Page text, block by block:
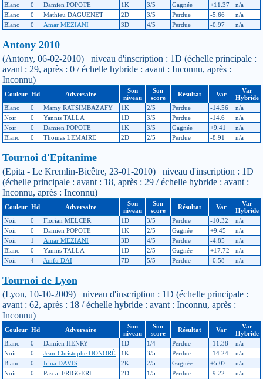
Blanc
0 Damien POPOTE 1K 3/5 Gagnée +11.37
n/a
Blanc
0 Mathieu DAGUENET 2D 3/5 Perdue -5.66
n/a
Blanc
0 Amar MEZIANI 3D 4/5 Perdue -0.97 n/a
Antony 2010
(Antony, 06-02-2010) niveau d'inscription : 1D (échelle principale :
avant : 29, après : 0 / échelle hybride : avant : Inconnu, après :
Inconnu)
Couleur Hd Adversaire
Son
niveau
Son
score
Résultat Var
Var
Hybride
Blanc
0 Mamy RATSIMBAZAFY 1K 2/5 Perdue -14.56
n/a
Noir
0 Yannis TALLA 1D 3/5 Perdue -14.6
n/a
Noir
0 Damien POPOTE 1K 3/5 Gagnée +9.41
n/a
Blanc
0 Thomas LEMAIRE 2D 2/5 Perdue -8.91 n/a
Tournoi d'Epitanime
(Epita - Le Kremlin-Bicêtre, 23-01-2010) niveau d'inscription : 1D
(échelle principale : avant : 18, après : 29 / échelle hybride : avant :
Inconnu, après : Inconnu)
Couleur Hd Adversaire
Son
niveau
Son
score
Résultat Var
Var
Hybride
Noir
0 Florian MELCER 1D 3/5 Perdue -10.32
n/a
Noir
0 Damien POPOTE 1K 2/5 Gagnée +9.45
n/a
Noir
1 Amar MEZIANI 3D 4/5 Perdue -4.85
n/a
Blanc
0 Yannis TALLA 1D 2/5 Gagnée +17.72
n/a
Noir
4 Junfu DAI 7D 5/5 Perdue -0.58 n/a
Tournoi de Lyon
(Lyon, 10-10-2009) niveau d'inscription : 1D (échelle principale :
avant : 62, après : 18 / échelle hybride : avant : Inconnu, après :
Inconnu)
Couleur Hd Adversaire
Son
niveau
Son
score
Résultat Var
Var
Hybride
Blanc
0 Damien HENRY 1D 1/4 Perdue -11.38
n/a
Noir
0 Jean-Christophe HONORÉ 1K 3/5 Perdue -14.24
n/a
Blanc
0 Irina DAVIS 2K 2/5 Gagnée +5.07
n/a
Noir
0 Pascal FRIGGERI 2D 1/5 Perdue -9.22 n/a